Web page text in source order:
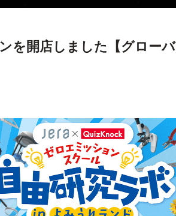
を開店しました【グローバ